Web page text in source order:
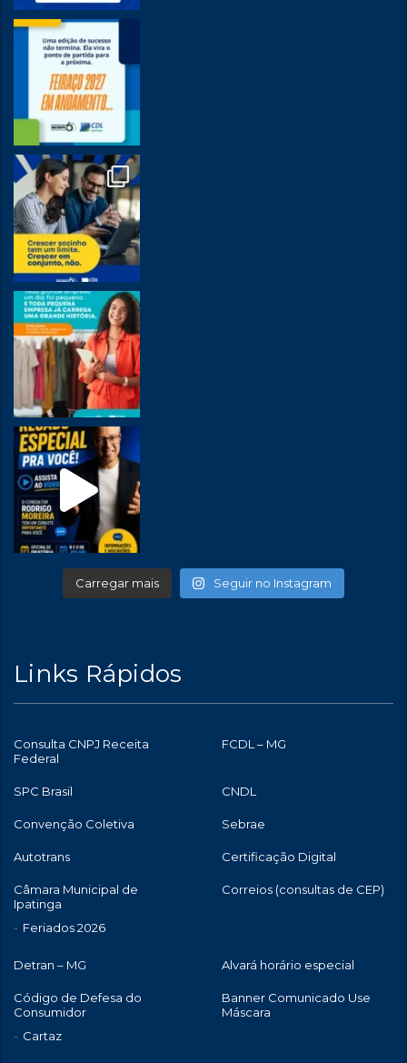
Carregar mais Seguir no Instagram
Links Rápidos
Consulta CNPJ Receita
Federal
FCDL – MG
SPC Brasil CNDL
Convenção Coletiva Sebrae
Autotrans Certificação Digital
Câmara Municipal de
Ipatinga
Feriados 2026
Correios (consultas de CEP)
Detran – MG Alvará horário especial
Código de Defesa do
Consumidor
Cartaz
Banner Comunicado Use
Máscara